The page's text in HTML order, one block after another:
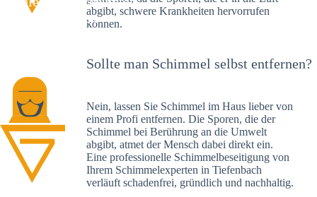
Sie haben einenabgibt, schwere Krankheiten hervorrufen
können.
Sollte man Schimmel selbst entfernen?
Nein, lassen Sie Schimmel im Haus lieber von
einem Profi entfernen. Die Sporen, die der
Schimmel bei Berührung an die Umwelt
abgibt, atmet der Mensch dabei direkt ein.
Eine professionelle Schimmelbeseitigung von
Ihrem Schimmelexperten in Tiefenbach
verläuft schadenfrei, gründlich und nachhaltig.